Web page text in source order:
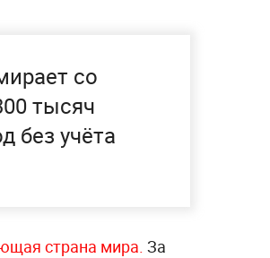
со
тысяч
без учёта
страна мира. За